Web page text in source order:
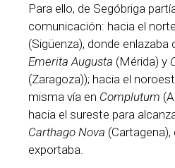
Para ello, de Segóbriga
comunicación: hacia el
(Sigüenza), donde enlazaba
Emerita Augusta (Mérida) y
(Zaragoza)); hacia el
misma vía en Complutum
hacia el sureste para
Carthago Nova
exportaba.